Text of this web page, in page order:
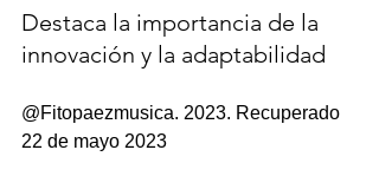
Destaca la importancia de la
innovación y la adaptabilidad
@Fitopaezmusica. 2023. Recuperado
22 de mayo 2023